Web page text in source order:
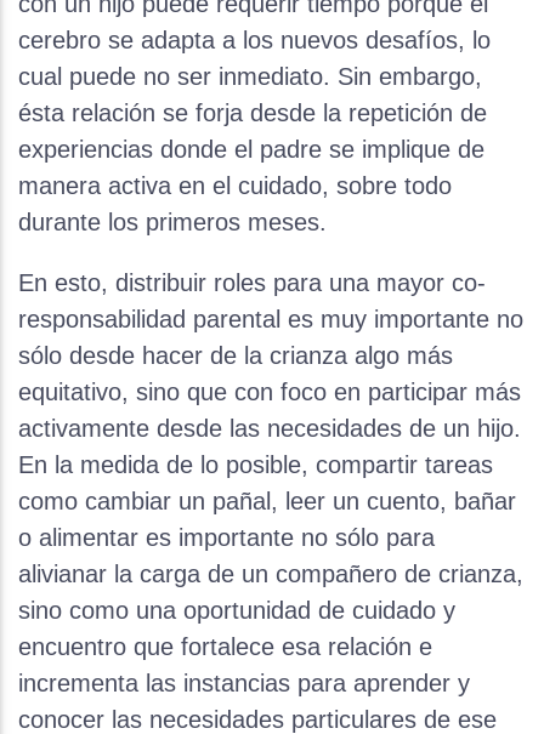
cerebro se adapta a los nuevos desafíos, lo
cual puede no ser inmediato. Sin embargo,
ésta relación se forja desde la repetición de
experiencias donde el padre se implique de
manera activa en el cuidado, sobre todo
durante los primeros meses.
En esto, distribuir roles para una mayor co-
responsabilidad parental es muy importante no
sólo desde hacer de la crianza algo más
equitativo, sino que con foco en participar más
activamente desde las necesidades de un hijo.
En la medida de lo posible, compartir tareas
como cambiar un pañal, leer un cuento, bañar
o alimentar es importante no sólo para
alivianar la carga de un compañero de crianza,
sino como una oportunidad de cuidado y
encuentro que fortalece esa relación e
incrementa las instancias para aprender y
conocer las necesidades particulares de ese